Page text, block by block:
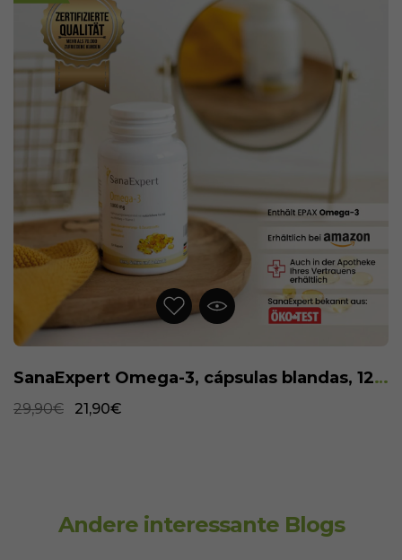
SanaExpert Omega-3, cápsulas blandas, 120 piezas
29,90€ 21,90€
Andere interessante Blogs